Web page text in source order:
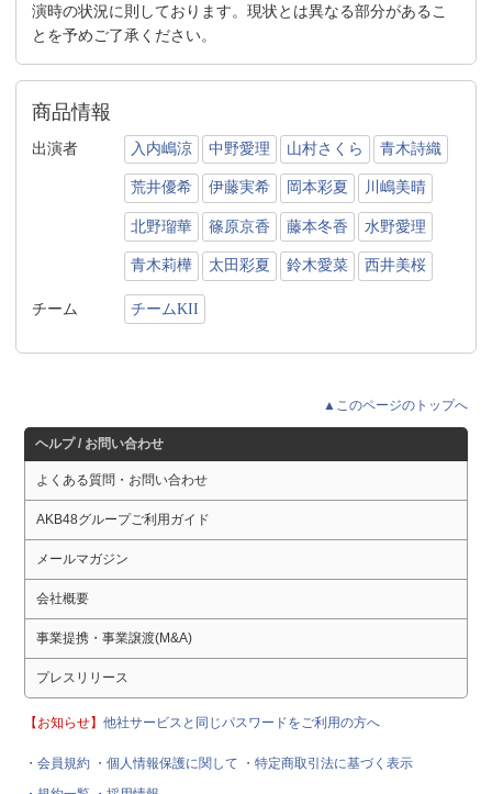
演時の状況に則しております。現状とは異なる部分があるこ
とを予めご了承ください。
商品情報
出演者 入内嶋涼 中野愛理 山村さくら 青木詩織
荒井優希 伊藤実希 岡本彩夏 川嶋美晴
北野瑠華 篠原京香 藤本冬香 水野愛理
青木莉樺 太田彩夏 鈴木愛菜 西井美桜
チーム チームKII
▲このページのトップへ
ヘルプ / お問い合わせ
よくある質問・お問い合わせ
AKB48グループご利用ガイド
メールマガジン
会社概要
事業提携・事業譲渡(M&A)
プレスリリース
【お知らせ】他社サービスと同じパスワードをご利用の方へ
・会員規約 ・個人情報保護に関して
・特定商取引法に基づく表示